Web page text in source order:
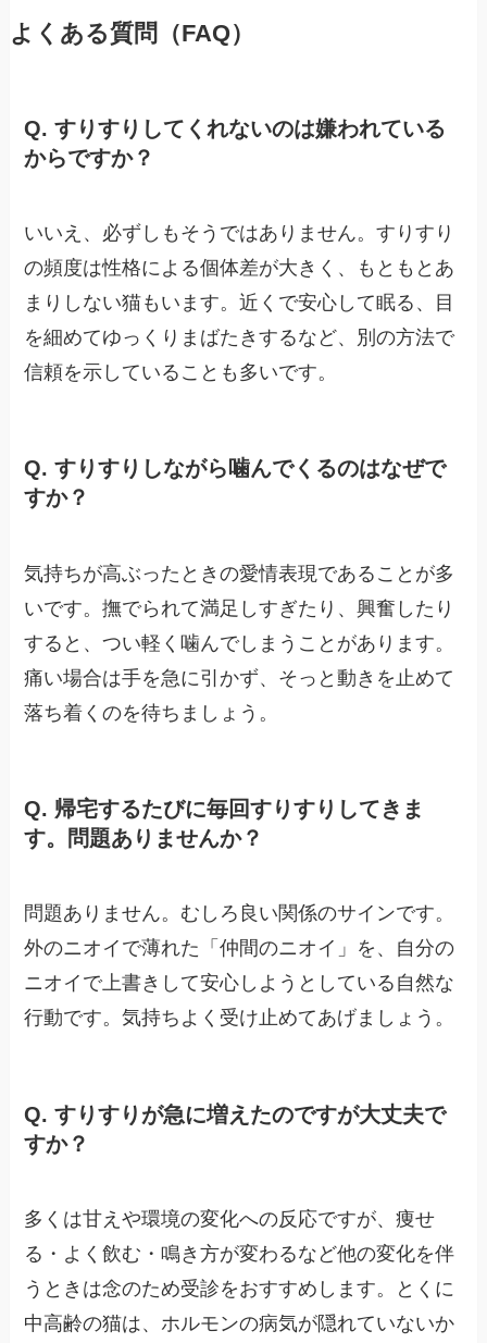
よくある質問（FAQ）
Q. すりすりしてくれないのは嫌われている
からですか？
いいえ、必ずしもそうではありません。すりすり
の頻度は性格による個体差が大きく、もともとあ
まりしない猫もいます。近くで安心して眠る、目
を細めてゆっくりまばたきするなど、別の方法で
信頼を示していることも多いです。
Q. すりすりしながら噛んでくるのはなぜで
すか？
気持ちが高ぶったときの愛情表現であることが多
いです。撫でられて満足しすぎたり、興奮したり
すると、つい軽く噛んでしまうことがあります。
痛い場合は手を急に引かず、そっと動きを止めて
落ち着くのを待ちましょう。
Q. 帰宅するたびに毎回すりすりしてきま
す。問題ありませんか？
問題ありません。むしろ良い関係のサインです。
外のニオイで薄れた「仲間のニオイ」を、自分の
ニオイで上書きして安心しようとしている自然な
行動です。気持ちよく受け止めてあげましょう。
Q. すりすりが急に増えたのですが大丈夫で
すか？
多くは甘えや環境の変化への反応ですが、痩せ
る・よく飲む・鳴き方が変わるなど他の変化を伴
うときは念のため受診をおすすめします。とくに
中高齢の猫は、ホルモンの病気が隠れていないか